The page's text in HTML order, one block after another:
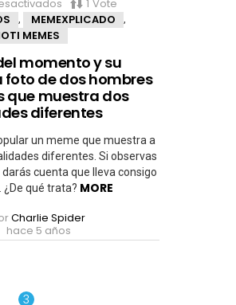
en
El
meme
del
y
su
significado:
La
foto
dos
hombres
en
autobús
que
dos
realidades
diferentes
1 Vote
, MEMEXPLICADO ,
MEMES
momento y su
foto de dos hombres
que muestra dos
diferentes
un meme que muestra a
diferentes. Si observas
cuenta que lleva consigo
¿De qué trata? MORE
Charlie Spider
hace 5 años